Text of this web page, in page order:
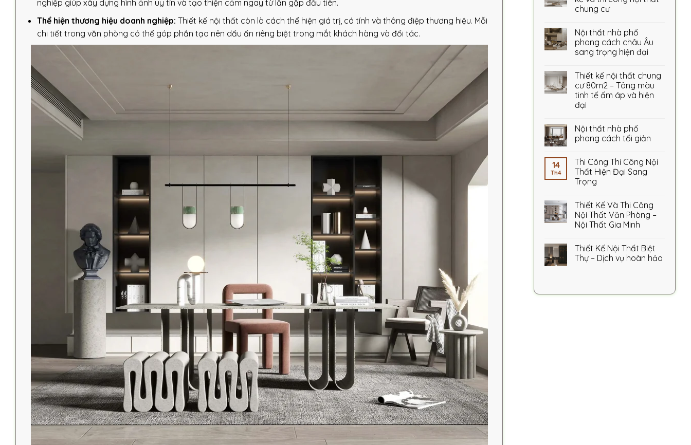
nghiệp giúp xây dựng hình ảnh uy tín và tạo thiện cảm ngay từ lần gặp đầu tiên.
Thể hiện thương hiệu doanh nghiệp: Thiết kế nội thất còn là cách thể hiện giá trị, cá tính và thông điệp thương hiệu. Mỗi
chi tiết trong văn phòng có thể góp phần tạo nên dấu ấn riêng biệt trong mắt khách hàng và đối tác.
chung cư
Nội thất nhà phố
phong cách châu Âu
sang trọng hiện đại
Thiết kế nội thất chung
cư 80m2 – Tông màu
tinh tế ấm áp và hiện
đại
Nội thất nhà phố
phong cách tối giản
14
Th4
Thi Công Thi Công Nội
Thất Hiện Đại Sang
Trọng
Thiết Kế Và Thi Công
Nội Thất Văn Phòng –
Nội Thất Gia Minh
Thiết Kế Nội Thất Biệt
Thự – Dịch vụ hoàn hảo